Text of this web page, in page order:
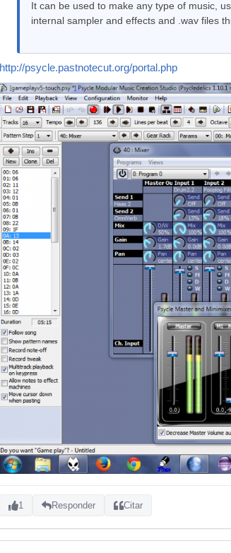
It can be used to make any type of music,
internal sampler and effects and .wav files
http://psycle.pastnotecut.org/portal.php
1 Responder Citar